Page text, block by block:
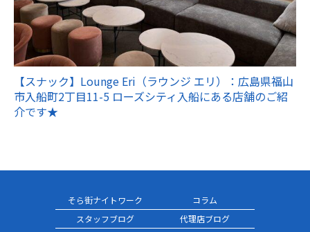
【スナック】Lounge Eri（ラウンジ エリ）：広島県福山
市入船町2丁目11-5 ローズシティ入船にある店舗のご紹
介です★
そら街ナイトワーク
コラム
スタッフブログ
代理店ブログ